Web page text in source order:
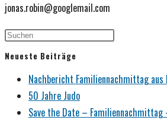
jonas.robin@googlemail.com
Neueste Beiträge
Nachbericht Familiennachmittag aus
50 Jahre Judo
Save the Date –